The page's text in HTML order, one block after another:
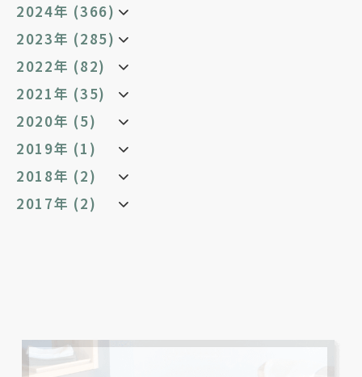
2024年 (366)
2023年 (285)
2022年 (82)
2021年 (35)
2020年 (5)
2019年 (1)
2018年 (2)
2017年 (2)